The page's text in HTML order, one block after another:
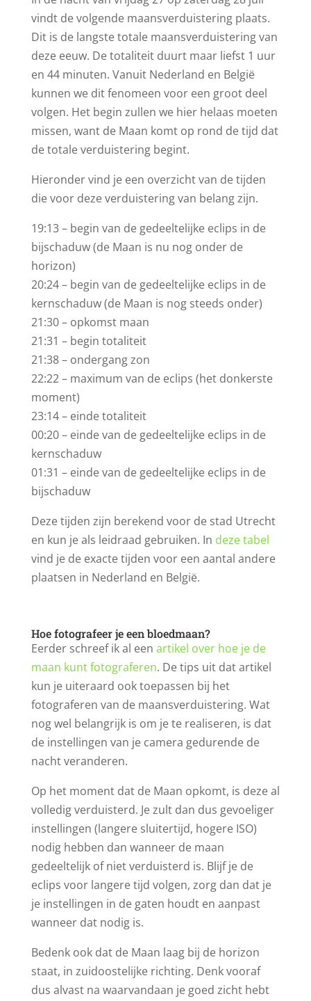
vindt de volgende maansverduistering plaats.
Dit is de langste totale maansverduistering van
deze eeuw. De totaliteit duurt maar liefst 1 uur
en 44 minuten. Vanuit Nederland en België
kunnen we dit fenomeen voor een groot deel
volgen. Het begin zullen we hier helaas moeten
missen, want de Maan komt op rond de tijd dat
de totale verduistering begint.
Hieronder vind je een overzicht van de tijden
die voor deze verduistering van belang zijn.
19:13 – begin van de gedeeltelijke eclips in de
bijschaduw (de Maan is nu nog onder de
horizon)
20:24 – begin van de gedeeltelijke eclips in de
kernschaduw (de Maan is nog steeds onder)
21:30 – opkomst maan
21:31 – begin totaliteit
21:38 – ondergang zon
22:22 – maximum van de eclips (het donkerste
moment)
23:14 – einde totaliteit
00:20 – einde van de gedeeltelijke eclips in de
kernschaduw
01:31 – einde van de gedeeltelijke eclips in de
bijschaduw
Deze tijden zijn berekend voor de stad Utrecht
en kun je als leidraad gebruiken. In deze tabel
vind je de exacte tijden voor een aantal andere
plaatsen in Nederland en België.
Hoe fotografeer je een bloedmaan?
Eerder schreef ik al een artikel over hoe je de
maan kunt fotograferen. De tips uit dat artikel
kun je uiteraard ook toepassen bij het
fotograferen van de maansverduistering. Wat
nog wel belangrijk is om je te realiseren, is dat
de instellingen van je camera gedurende de
nacht veranderen.
Op het moment dat de Maan opkomt, is deze al
volledig verduisterd. Je zult dan dus gevoeliger
instellingen (langere sluitertijd, hogere ISO)
nodig hebben dan wanneer de maan
gedeeltelijk of niet verduisterd is. Blijf je de
eclips voor langere tijd volgen, zorg dan dat je
je instellingen in de gaten houdt en aanpast
wanneer dat nodig is.
Bedenk ook dat de Maan laag bij de horizon
staat, in zuidoostelijke richting. Denk vooraf
dus alvast na waarvandaan je goed zicht hebt